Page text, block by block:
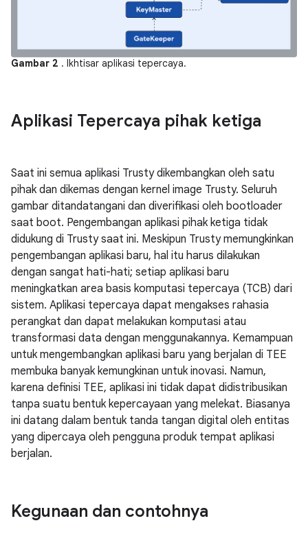
Gambar 2 . Ikhtisar aplikasi tepercaya.
Aplikasi Tepercaya pihak ketiga
Saat ini semua aplikasi Trusty dikembangkan oleh satu
pihak dan dikemas dengan kernel image Trusty. Seluruh
gambar ditandatangani dan diverifikasi oleh bootloader
saat boot. Pengembangan aplikasi pihak ketiga tidak
didukung di Trusty saat ini. Meskipun Trusty memungkinkan
pengembangan aplikasi baru, hal itu harus dilakukan
dengan sangat hati-hati; setiap aplikasi baru
meningkatkan area basis komputasi tepercaya (TCB) dari
sistem. Aplikasi tepercaya dapat mengakses rahasia
perangkat dan dapat melakukan komputasi atau
transformasi data dengan menggunakannya. Kemampuan
untuk mengembangkan aplikasi baru yang berjalan di TEE
membuka banyak kemungkinan untuk inovasi. Namun,
karena definisi TEE, aplikasi ini tidak dapat didistribusikan
tanpa suatu bentuk kepercayaan yang melekat. Biasanya
ini datang dalam bentuk tanda tangan digital oleh entitas
yang dipercaya oleh pengguna produk tempat aplikasi
berjalan.
Kegunaan dan contohnya